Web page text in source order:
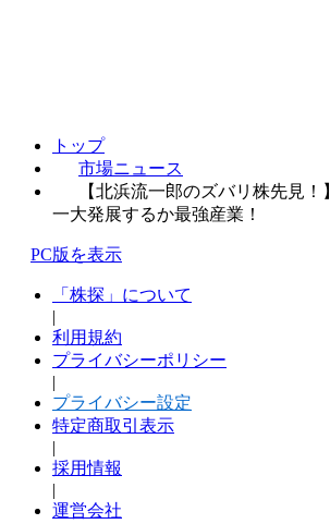
トップ
市場ニュース
【北浜流一郎のズバリ株先見
一大発展するか最強産業！
PC版を表示
「株探」について
|
利用規約
プライバシーポリシー
|
プライバシー設定
特定商取引表示
|
採用情報
|
運営会社